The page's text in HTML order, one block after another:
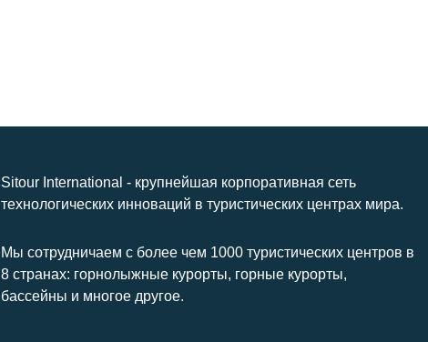
Sitour International - крупнейшая корпоративная сеть
технологических инноваций в туристических центрах мира.
Мы сотрудничаем с более чем 1000 туристических центров в
8 странах: горнолыжные курорты, горные курорты,
бассейны и многое другое.